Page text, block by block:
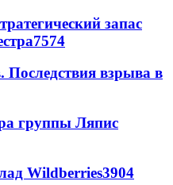
запас
7574
Последствия взрыва в
группы Ляпис
Wildberries3904